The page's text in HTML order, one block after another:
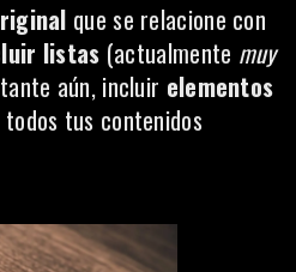
que se relacione con
listas (actualmente muy
aún, incluir elementos
todos tus contenidos